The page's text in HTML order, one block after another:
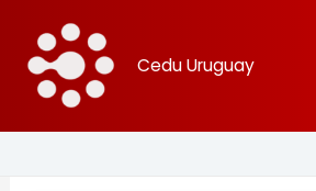
contenido
Cedu Uruguay